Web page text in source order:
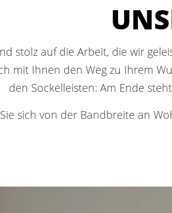
stolz auf die Arbeit, die wir
mit Ihnen den Weg zu Ihrem
den Sockelleisten: Am Ende
sich von der Bandbreite an